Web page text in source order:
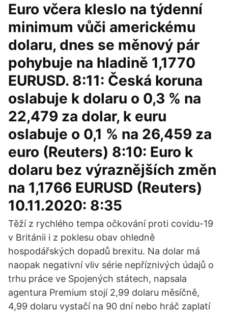
Euro včera kleslo na týdenní
minimum vůči americkému
dolaru, dnes se měnový pár
pohybuje na hladině 1,1770
EURUSD. 8:11: Česká koruna
oslabuje k dolaru o 0,3 % na
22,479 za dolar, k euru
oslabuje o 0,1 % na 26,459 za
euro (Reuters) 8:10: Euro k
dolaru bez výraznějších změn
na 1,1766 EURUSD (Reuters)
10.11.2020: 8:35
Těží z rychlého tempa očkování proti covidu-19
v Británii i z poklesu obav ohledně
hospodářských dopadů brexitu. Na dolar má
naopak negativní vliv série nepříznivých údajů o
trhu práce ve Spojených státech, napsala
agentura Premium stojí 2,99 dolaru měsíčně,
4,99 dolaru vystačí na 90 dní nebo hráč zaplatí